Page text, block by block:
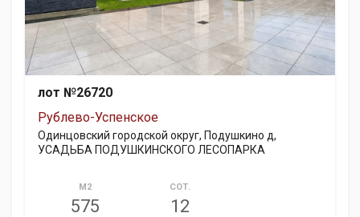
лот №26720
Рублево-Успенское
Одинцовский городской округ, Подушкино д,
УСАДЬБА ПОДУШКИНСКОГО ЛЕСОПАРКА
М2
575
СОТ.
12